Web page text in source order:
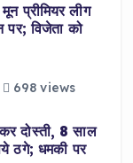
प्रीमियर लीग
विजेता को
698 views
दोस्ती, 8 साल
ठगे; धमकी पर